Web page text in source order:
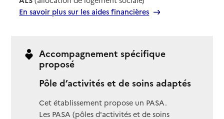
En savoir plus sur les aides financières
Accompagnement spécifique
proposé
Pôle d’activités et de soins adaptés
Cet établissement propose un PASA.
Les PASA (pôles d'activités et de soins